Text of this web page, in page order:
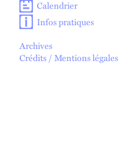
Calendrier
Infos pratiques
Archives
Crédits / Mentions légales